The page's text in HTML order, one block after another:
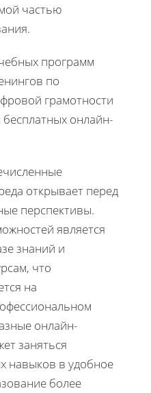
частью
программ
по
грамотности
онлайн-
открывает перед
перспективы.
является
знаний и
что
на
онлайн-
заняться
навыков в удобное
более